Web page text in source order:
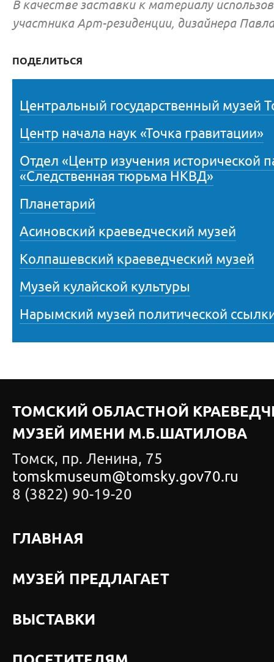
В качестве заставки к материалу
участника Арт-резиденции, дизайнера
ПОДЕЛИТЬСЯ
Центральный государственный музей
Центр начала наук «Точка гравитации»
Отдел «Центр изучения исторической
«Следственная тюрьма НКВД»
Планетарий
Асиновский краеведческий музей
Колпашевский краеведческий музей
Музей кулайской культуры
Нарымский музей политической
ТОМСКИЙ ОБЛАСТНОЙ
МУЗЕЙ ИМЕНИ М.Б.ШАТИЛОВА
Томск, пр. Ленина, 75
tomskmuseum@tomsky.gov70.ru
8 (3822) 90-19-20
ГЛАВНАЯ
МУЗЕЙ ПРЕДЛАГАЕТ
ВЫСТАВКИ